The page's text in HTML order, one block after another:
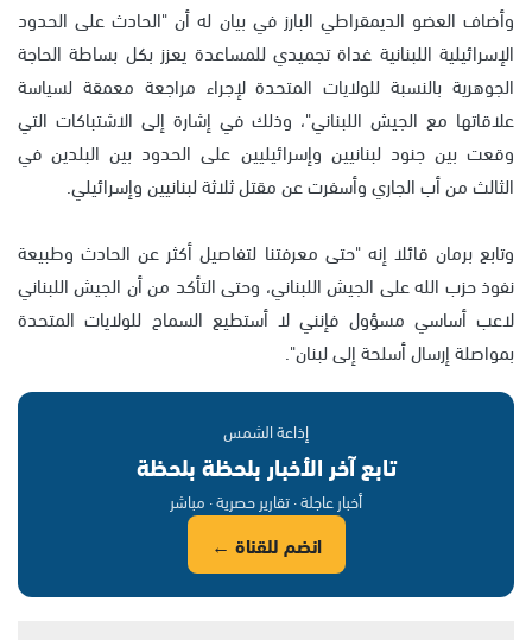
وأضاف العضو الديمقراطي البارز في بيان له أن "الحادث على الحدود
الإسرائيلية اللبنانية غداة تجميدي للمساعدة يعزز بكل بساطة الحاجة
الجوهرية بالنسبة للولايات المتحدة لإجراء مراجعة معمقة لسياسة
علاقاتها مع الجيش اللبناني"، وذلك في إشارة إلى الاشتباكات التي
وقعت بين جنود لبنانيين وإسرائيليين على الحدود بين البلدين في
الثالث من أب الجاري وأسفرت عن مقتل ثلاثة لبنانيين وإسرائيلي.
وتابع برمان قائلا إنه "حتى معرفتنا لتفاصيل أكثر عن الحادث وطبيعة
نفوذ حزب الله على الجيش اللبناني، وحتى التأكد من أن الجيش اللبناني
لاعب أساسي مسؤول فإنني لا أستطيع السماح للولايات المتحدة
بمواصلة إرسال أسلحة إلى لبنان".
إذاعة الشمس
تابع آخر الأخبار بلحظة بلحظة
أخبار عاجلة · تقارير حصرية · مباشر
انضم للقناة ←